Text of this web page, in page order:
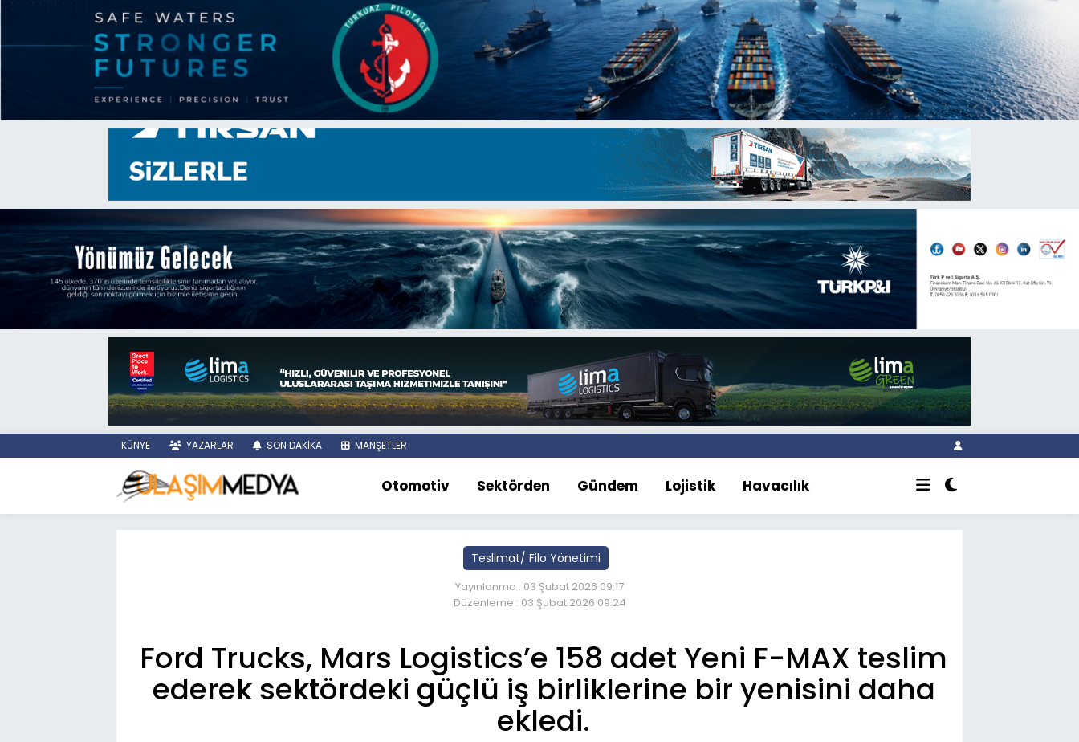
KÜNYE YAZARLAR SON DAKİKA MANŞETLER
Otomotiv Sektörden Gündem Lojistik Havacılık
Teslimat/ Filo Yönetimi
Yayınlanma : 03 Şubat 2026 09:17
Düzenleme : 03 Şubat 2026 09:24
Ford Trucks, Mars Logistics’e 158 adet Yeni F-MAX teslim
ederek sektördeki güçlü iş birliklerine bir yenisini daha
ekledi.